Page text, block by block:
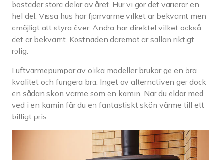
bostäder stora delar av året. Hur vi gör det varierar en
hel del. Vissa hus har fjärrvärme vilket är bekvämt men
omöjligt att styra över. Andra har direktel vilket också
det är bekvämt. Kostnaden däremot är sällan riktigt
rolig.
Luftvärmepumpar av olika modeller brukar ge en bra
kvalitet och fungera bra. Inget av alternativen ger dock
en sådan skön värme som en kamin. När du eldar med
ved i en kamin får du en fantastiskt skön värme till ett
billigt pris.